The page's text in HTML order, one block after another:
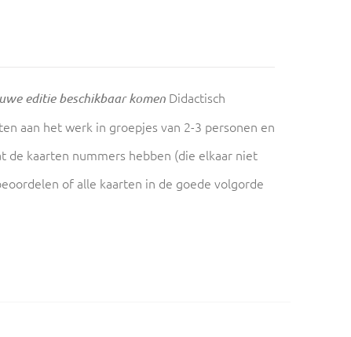
editie beschikbaar komenDidactisch
aan het werk in groepjes van 2-3 personen en
de kaarten nummers hebben (die elkaar niet
of alle kaarten in de goede volgorde